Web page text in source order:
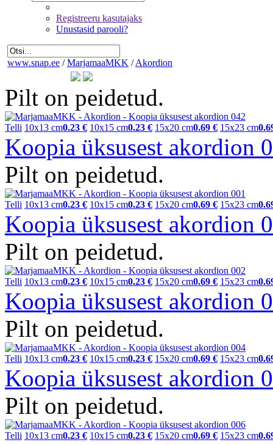
Registreeru kasutajaks
Unustasid parooli?
www.snap.ee / MarjamaaMKK / Akordion
Pilt on peidetud.
Telli 10x13 cm0.23 € 10x15 cm0.23 € 15x20 cm0.69 € 15x23 cm
Koopia üksusest akordion
Pilt on peidetud.
Telli 10x13 cm0.23 € 10x15 cm0.23 € 15x20 cm0.69 € 15x23 cm
Koopia üksusest akordion
Pilt on peidetud.
Telli 10x13 cm0.23 € 10x15 cm0.23 € 15x20 cm0.69 € 15x23 cm
Koopia üksusest akordion
Pilt on peidetud.
Telli 10x13 cm0.23 € 10x15 cm0.23 € 15x20 cm0.69 € 15x23 cm
Koopia üksusest akordion
Pilt on peidetud.
Telli 10x13 cm0.23 € 10x15 cm0.23 € 15x20 cm0.69 € 15x23 cm